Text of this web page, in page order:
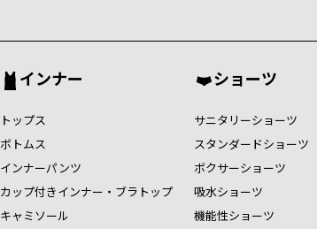
インナー
トップス
ボトムス
インナーパンツ
カップ付きインナー・ブラトップ
キャミソール
ショーツ
サニタリーショーツ
スタンダードショーツ
ボクサーショーツ
吸水ショーツ
機能性ショーツ